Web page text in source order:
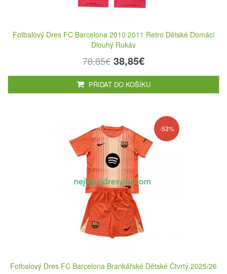
Fotbalový Dres FC Barcelona 2010 2011 Retro Dětské Domácí
Dlouhý Rukáv
78,85€ 38,85€
PŘIDAT DO KOŠÍKU
-53%
Fotbalový Dres FC Barcelona Brankářské Dětské Čtvrtý 2025/26